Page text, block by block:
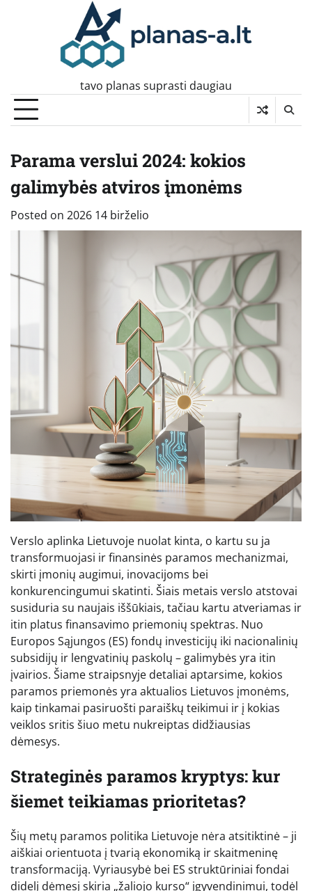
tavo planas suprasti daugiau
Parama verslui 2024: kokios
galimybės atviros įmonėms
Posted on 2026 14 birželio
Verslo aplinka Lietuvoje nuolat kinta, o kartu su ja
transformuojasi ir finansinės paramos mechanizmai,
skirti įmonių augimui, inovacijoms bei
konkurencingumui skatinti. Šiais metais verslo atstovai
susiduria su naujais iššūkiais, tačiau kartu atveriamas ir
itin platus finansavimo priemonių spektras. Nuo
Europos Sąjungos (ES) fondų investicijų iki nacionalinių
subsidijų ir lengvatinių paskolų – galimybės yra itin
įvairios. Šiame straipsnyje detaliai aptarsime, kokios
paramos priemonės yra aktualios Lietuvos įmonėms,
kaip tinkamai pasiruošti paraiškų teikimui ir į kokias
veiklos sritis šiuo metu nukreiptas didžiausias
dėmesys.
Strateginės paramos kryptys: kur
šiemet teikiamas prioritetas?
Šių metų paramos politika Lietuvoje nėra atsitiktinė – ji
aiškiai orientuota į tvarią ekonomiką ir skaitmeninę
transformaciją. Vyriausybė bei ES struktūriniai fondai
didelį dėmesį skiria „žaliojo kurso“ įgyvendinimui, todėl